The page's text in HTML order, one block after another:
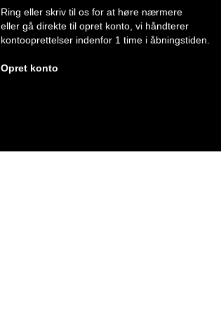
Ring eller skriv til os for at høre nærmere
eller gå direkte til opret konto, vi håndterer
kontooprettelser indenfor 1 time i åbningstiden.
Opret konto